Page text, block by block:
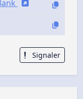
Signaler